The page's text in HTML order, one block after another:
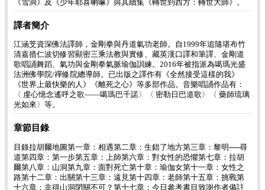
《雪洞》及《少年耶喜喇嘛》與其續集《轉世到西方：轉世大師》。
譯者簡介
江涵芠資深佛法譯師，金剛拳與丹道氣功老師。自1999年追隨堪布竹
清嘉措仁波切修習顯密三乘法教與實修、藏英漢口譯和筆譯、金剛道
歌唱誦舞蹈、氣功與金剛拳氣脈瑜伽訓練。2016年被指派為噶瑪光盛
法洲佛學院/禪修院總導師。已出版之譯作有《全然接受這樣的我》
《世界上最快樂的人》《離死之心》等多部作品。音樂唱誦作品有：
〈 虔心憶念遙呼之歌——噶瑪巴千諾〉〈 密勒日巴道歌〉〈 藥師琉璃
光如來〉等。
章節目錄
目錄拉胡爾地圖第一章：相遇第二章：生錯了地方第三章：黎明──尋
道第四章：第一步第五章：上師第六章：對女性的恐懼第七章：拉胡
爾第八章：山洞第九章：面對死亡第十章：瑜伽女第十一章：女性之
路第十二章：出關第十三章：遠見第十四章：老師第十五章：挑戰第
十六章：非得山洞閉關不可？第十七章：今日參考書目致謝作者備註